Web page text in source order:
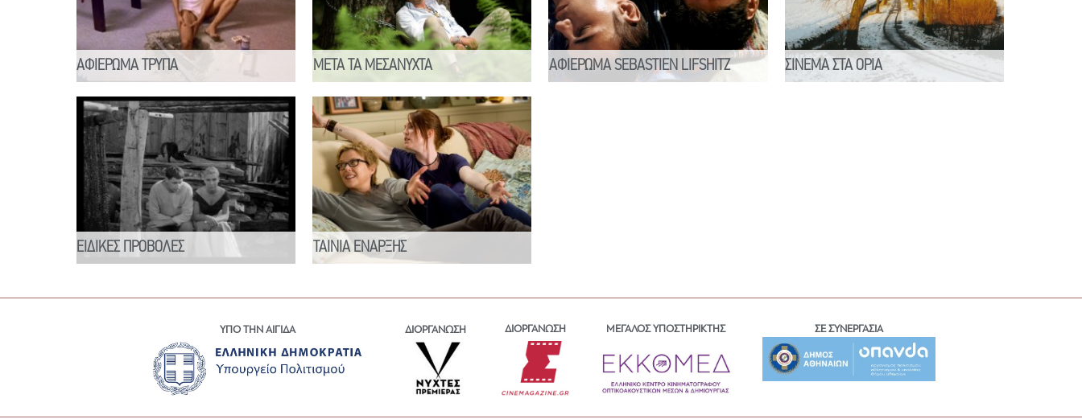
ΑΦΙΕΡΩΜΑ ΤΡΥΠΑ ΜΕΤΑ ΤΑ ΜΕΣΑΝΥΧΤΑ ΑΦΙΕΡΩΜΑ SEBASTIEN LIFSHITZ ΣΙΝΕΜΑ ΣΤΑ ΟΡΙΑ
ΕΙΔΙΚΕΣ ΠΡΟΒΟΛΕΣ ΤΑΙΝΙΑ ΕΝΑΡΞΗΣ
ΥΠΟ ΤΗΝ ΑΙΓΙΔΑ ΔΙΟΡΓΑΝΩΣΗ ΔΙΟΡΓΑΝΩΣΗ ΜΕΓΑΛΟΣ ΥΠΟΣΤΗΡΙΚΤΗΣ ΣΕ ΣΥΝΕΡΓΑΣΙΑ